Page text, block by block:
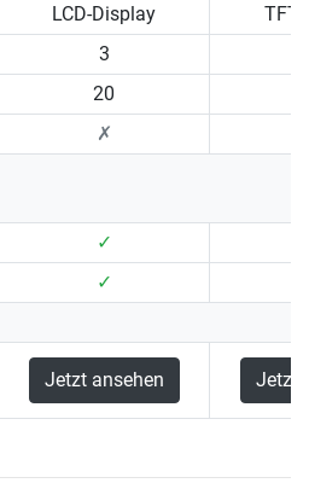
LCD-Display
3
20
✗
✓
✓
Jetzt ansehen Jetzt